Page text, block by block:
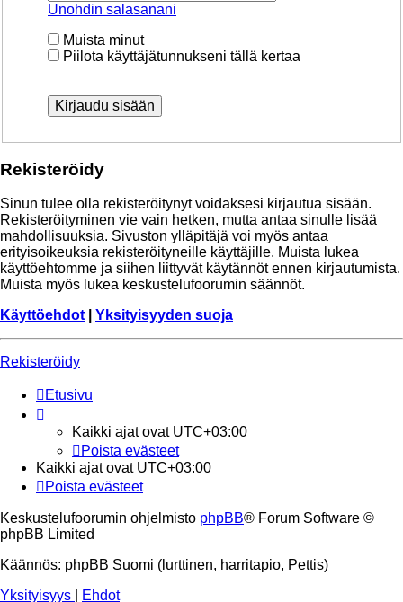
Unohdin salasanani
Muista minut
Piilota käyttäjätunnukseni tällä kertaa
Rekisteröidy
Sinun tulee olla rekisteröitynyt voidaksesi kirjautua sisään.
Rekisteröityminen vie vain hetken, mutta antaa sinulle lisää
mahdollisuuksia. Sivuston ylläpitäjä voi myös antaa
erityisoikeuksia rekisteröityneille käyttäjille. Muista lukea
käyttöehtomme ja siihen liittyvät käytännöt ennen kirjautumista.
Muista myös lukea keskustelufoorumin säännöt.
Käyttöehdot
Yksityisyyden suoja
Rekisteröidy
Etusivu
Kaikki ajat ovat UTC+03:00
Poista evästeet
Kaikki ajat ovat UTC+03:00
Poista evästeet
Keskustelufoorumin ohjelmisto phpBB® Forum Software ©
phpBB Limited
Käännös: phpBB Suomi (lurttinen, harritapio, Pettis)
Yksityisyys
Ehdot